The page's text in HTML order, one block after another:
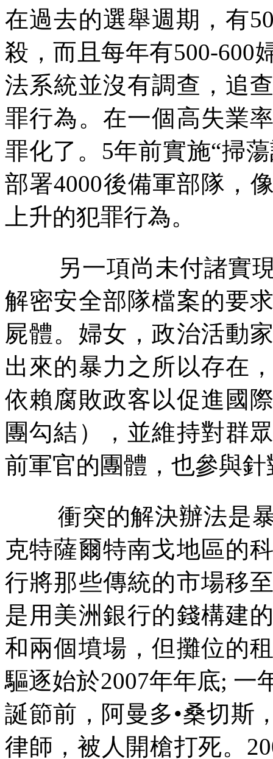
在過去的選舉週期，有
殺，而且每年有500-600
法系統並沒有調查，追
罪行為。在一個高失業
罪化了。 5年前實施“掃
部署4000後備軍部隊，
上升的犯罪行為。
另一項尚未付諸實
解密安全部隊檔案的要
屍體。婦女，政治活動
出來的暴力之所以存在
依賴腐敗政客以促進國
團勾結），並維持對群
前軍官的團體，也參與
衝突的解決辦法是
克特薩爾特南戈地區的
行將那些傳統的市場移
是用美洲銀行的錢構建
和兩個墳場，但攤位的
驅逐始於2007年年底; 一
誕節前，阿曼多•桑切斯
律師，被人開槍打死。